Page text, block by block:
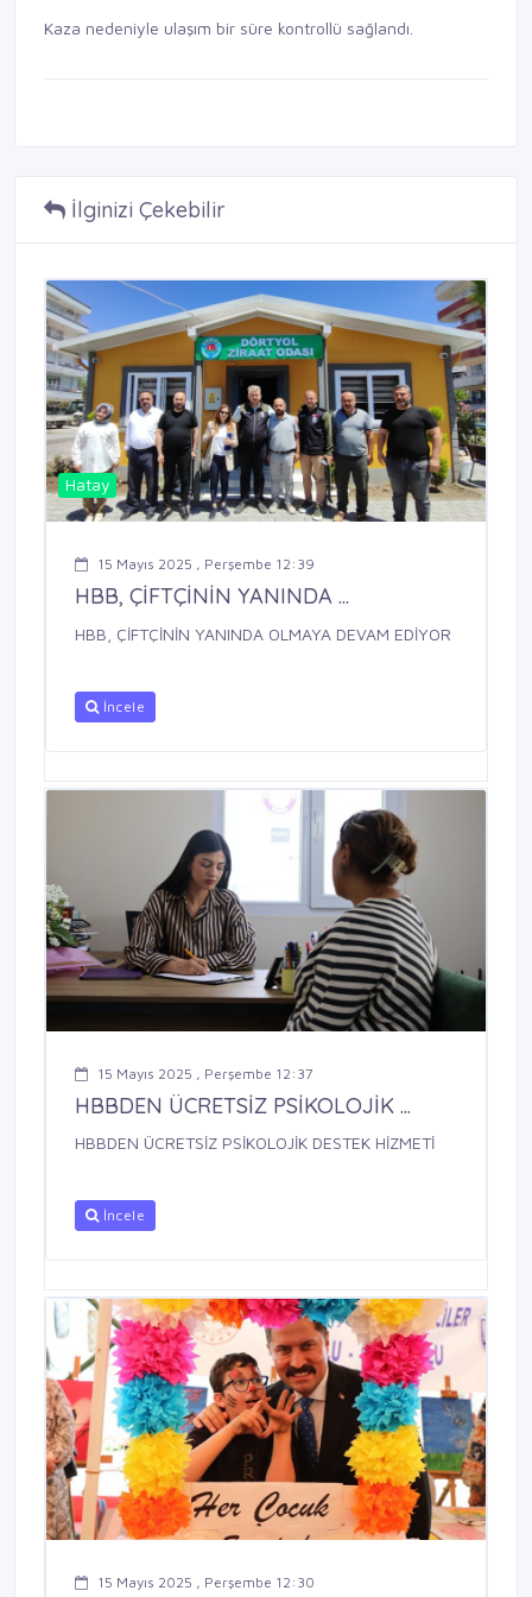
Kaza nedeniyle ulaşım bir süre kontrollü sağlandı.
İlginizi Çekebilir
Hatay
15 Mayıs 2025 , Perşembe 12:39
HBB, ÇİFTÇİNİN YANINDA ...
HBB, ÇİFTÇİNİN YANINDA OLMAYA DEVAM EDİYOR
İncele
15 Mayıs 2025 , Perşembe 12:37
HBBDEN ÜCRETSİZ PSİKOLOJİK ...
HBBDEN ÜCRETSİZ PSİKOLOJİK DESTEK HİZMETİ
İncele
15 Mayıs 2025 , Perşembe 12:30